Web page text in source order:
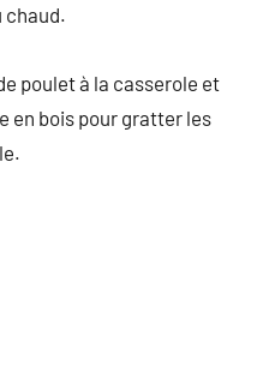
chaud.
poulet à la casserole et
en bois pour gratter les